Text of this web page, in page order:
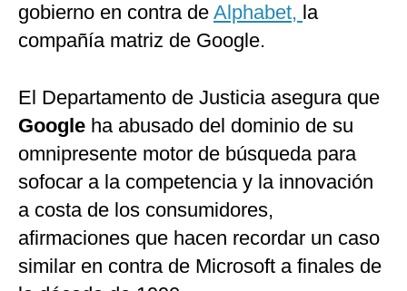
gobierno en contra de Alphabet, la
compañía matriz de Google.
El Departamento de Justicia asegura que
Google ha abusado del dominio de su
omnipresente motor de búsqueda para
sofocar a la competencia y la innovación
a costa de los consumidores,
afirmaciones que hacen recordar un caso
similar en contra de Microsoft a finales de